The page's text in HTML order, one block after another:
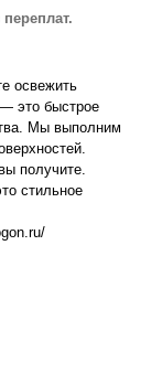
освежить
это быстрое
Мы выполним
получите.
стильное